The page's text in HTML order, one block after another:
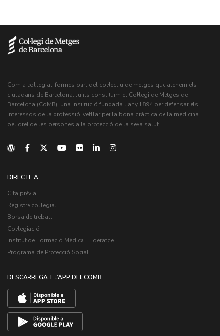
Com a col·legiat, formes part del col·lectiu de metges que atenem els
ciutadans de Barcelona. Junts constituïm el Col·legi de Metges de
Barcelona (CoMB), una institució fundada l'any 1894 per defensar els
interessos de la professió, vetllar per la bona pràctica de la medicina i
pel dret de les persones a la protecció de la seva salut.
DIRECTE A...
Cita prèvia
Registre col·legial
Borsa de treball
Col·legiació
Institut de Formació Mèdica i Lideratge
Programa de Protecció Social
DESCARREGA’T L’APP DEL COMB